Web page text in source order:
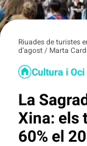
Riuades de turistes
d’agost / Marta
Cultura i Oci
La
Xina: els
60% el